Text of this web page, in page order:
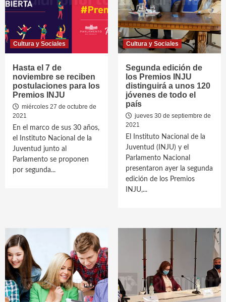
Cultura y Sociales
Hasta el 7 de
noviembre se reciben
postulaciones para los
Premios INJU
miércoles 27 de octubre de
2021
En el marco de sus 30 años,
el Instituto Nacional de la
Juventud junto al
Parlamento se proponen
por segunda...
Cultura y Sociales
Segunda edición de
los Premios INJU
distinguirá a unos 120
jóvenes de todo el
país
jueves 30 de septiembre de
2021
El Instituto Nacional de la
Juventud (INJU) y el
Parlamento Nacional
presentaron ayer la segunda
edición de los Premios
INJU,...